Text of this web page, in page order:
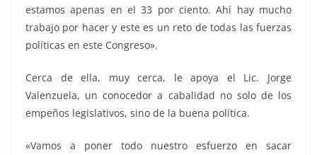
estamos apenas en el 33 por ciento. Ahí hay mucho
trabajo por hacer y este es un reto de todas las fuerzas
políticas en este Congreso».
Cerca de ella, muy cerca, le apoya el Lic. Jorge
Valenzuela, un conocedor a cabalidad no solo de los
empeños legislativos, sino de la buena política.
«Vamos a poner todo nuestro esfuerzo en sacar